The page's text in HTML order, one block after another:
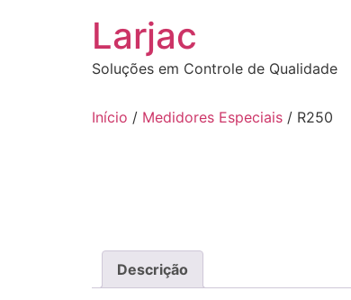
Larjac
Soluções em Controle de Qualidade
Início / Medidores Especiais / R250
Descrição